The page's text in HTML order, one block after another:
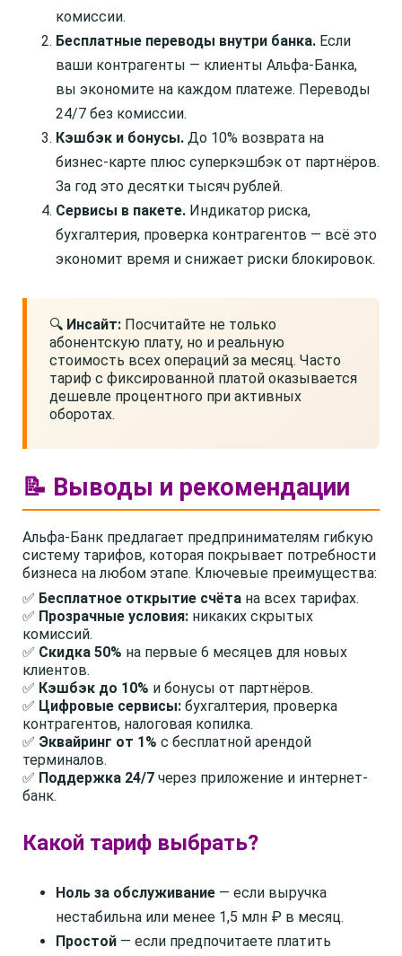
комиссии.
Бесплатные переводы внутри банка. Если
ваши контрагенты — клиенты Альфа-Банка,
вы экономите на каждом платеже. Переводы
24/7 без комиссии.
Кэшбэк и бонусы. До 10% возврата на
бизнес-карте плюс суперкэшбэк от партнёров.
За год это десятки тысяч рублей.
Сервисы в пакете. Индикатор риска,
бухгалтерия, проверка контрагентов — всё это
экономит время и снижает риски блокировок.
🔍 Инсайт: Посчитайте не только
абонентскую плату, но и реальную
стоимость всех операций за месяц. Часто
тариф с фиксированной платой оказывается
дешевле процентного при активных
оборотах.
📝 Выводы и рекомендации
Альфа-Банк предлагает предпринимателям гибкую
систему тарифов, которая покрывает потребности
бизнеса на любом этапе. Ключевые преимущества:
✅ Бесплатное открытие счёта на всех тарифах.
✅ Прозрачные условия: никаких скрытых
комиссий.
✅ Скидка 50% на первые 6 месяцев для новых
клиентов.
✅ Кэшбэк до 10% и бонусы от партнёров.
✅ Цифровые сервисы: бухгалтерия, проверка
контрагентов, налоговая копилка.
✅ Эквайринг от 1% с бесплатной арендой
терминалов.
✅ Поддержка 24/7 через приложение и интернет-
банк.
Какой тариф выбрать?
Ноль за обслуживание — если выручка
нестабильна или менее 1,5 млн ₽ в месяц.
Простой — если предпочитаете платить